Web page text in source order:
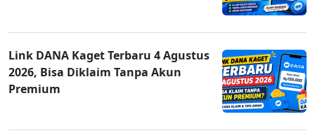
Link DANA Kaget Terbaru 4 Agustus
2026, Bisa Diklaim Tanpa Akun
Premium